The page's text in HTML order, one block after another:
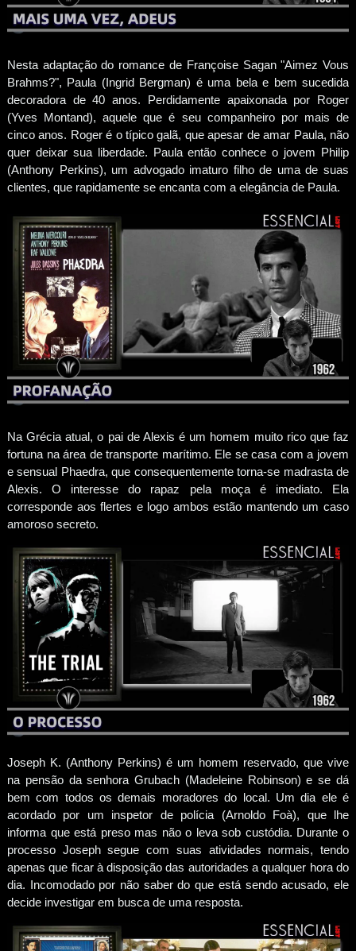
Nesta adaptação do romance de Françoise Sagan "Aimez Vous
Brahms?", Paula (Ingrid Bergman) é uma bela e bem sucedida
decoradora de 40 anos. Perdidamente apaixonada por Roger
(Yves Montand), aquele que é seu companheiro por mais de
cinco anos. Roger é o típico galã, que apesar de amar Paula, não
quer deixar sua liberdade. Paula então conhece o jovem Philip
(Anthony Perkins), um advogado imaturo filho de uma de suas
clientes, que rapidamente se encanta com a elegância de Paula.
Na Grécia atual, o pai de Alexis é um homem muito rico que faz
fortuna na área de transporte marítimo. Ele se casa com a jovem
e sensual Phaedra, que consequentemente torna-se madrasta de
Alexis. O interesse do rapaz pela moça é imediato. Ela
corresponde aos flertes e logo ambos estão mantendo um caso
amoroso secreto.
Joseph K. (Anthony Perkins) é um homem reservado, que vive
na pensão da senhora Grubach (Madeleine Robinson) e se dá
bem com todos os demais moradores do local. Um dia ele é
acordado por um inspetor de polícia (Arnoldo Foà), que lhe
informa que está preso mas não o leva sob custódia. Durante o
processo Joseph segue com suas atividades normais, tendo
apenas que ficar à disposição das autoridades a qualquer hora do
dia. Incomodado por não saber do que está sendo acusado, ele
decide investigar em busca de uma resposta.